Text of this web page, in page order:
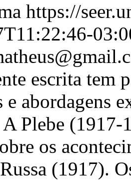
https://
escrita tem
e abordagens
A Plebe
os
(1917).